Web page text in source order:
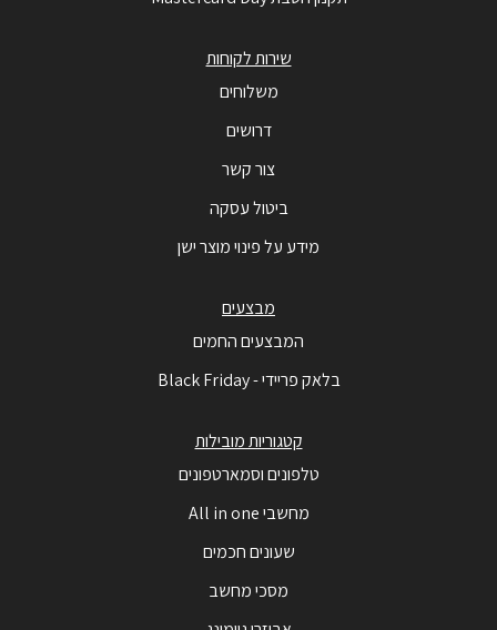
שירות לקוחות
משלוחים
דרושים
צור קשר
ביטול עסקה
מידע על פינוי מוצר ישן
מבצעים
המבצעים החמים
בלאק פריידי - Black Friday
קטגוריות מובילות
טלפונים וסמארטפונים
מחשבי All in one
שעונים חכמים
מסכי מחשב